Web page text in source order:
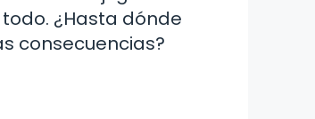
¿Hasta dónde
consecuencias?